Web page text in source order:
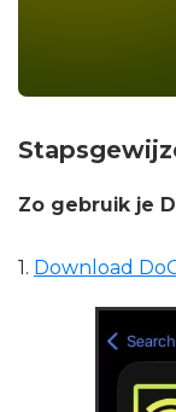
Zo gebruik je
1. Download